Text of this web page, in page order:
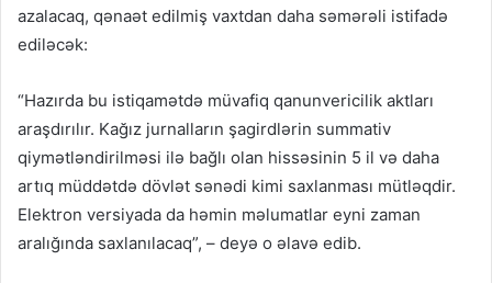
azalacaq, qənaət edilmiş vaxtdan daha səmərəli istifadə
ediləcək:
“Hazırda bu istiqamətdə müvafiq qanunvericilik aktları
araşdırılır. Kağız jurnalların şagirdlərin summativ
qiymətləndirilməsi ilə bağlı olan hissəsinin 5 il və daha
artıq müddətdə dövlət sənədi kimi saxlanması mütləqdir.
Elektron versiyada da həmin məlumatlar eyni zaman
aralığında saxlanılacaq”, – deyə o əlavə edib.